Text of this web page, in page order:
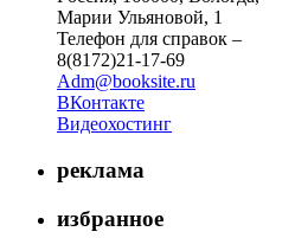
Марии Ульяновой, 1
Телефон для справок –
8(8172)21-17-69
Adm@booksite.ru
ВКонтакте
Видеохостинг
реклама
избранное